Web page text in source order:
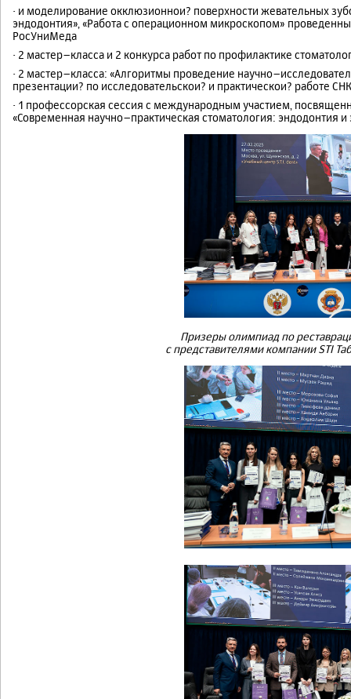
· и моделирование окклюзионнои? поверхности жевательных
эндодонтия», «Работа с операционном микроскопом»
РосУниМеда
· 2 мастер–класса и 2 конкурса работ по профилактике
· 2 мастер–класса: «Алгоритмы проведение
презентации? по исследовательскои? и практическои? работе
· 1 профессорская сессия с международным участием,
«Современная научно–практическая стоматология: эндодонтия и
Призеры олимпиад по
с представителями компании STI